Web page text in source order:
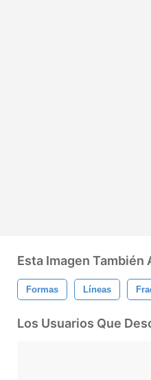
Esta Imagen También
Formas Líneas
Los Usuarios Que